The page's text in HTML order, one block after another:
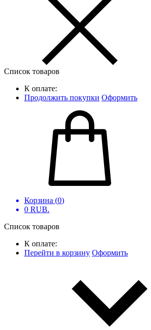
Список товаров
К оплате:
Продолжить покупки Оформить
Корзина (0)
0 RUB.
Список товаров
К оплате:
Перейти в корзину Оформить